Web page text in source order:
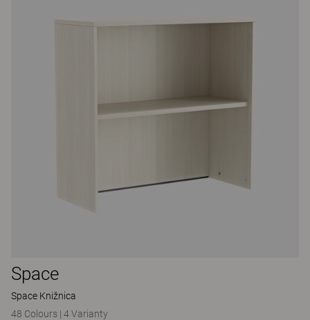
Space
Space Knižnica
48 Colours | 4 Varianty